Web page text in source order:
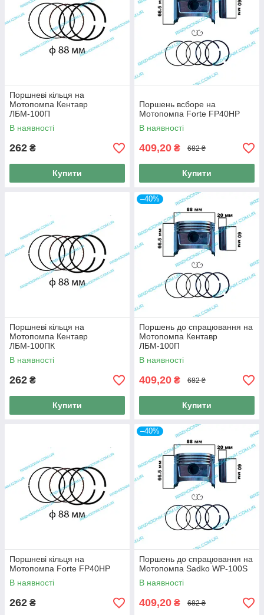
Поршневі кільця на
Мотопомпа Кентавр
ЛБМ-100П
В наявності
262 ₴
Купити
Поршень всборе на
Мотопомпа Forte FP40HP
В наявності
409,20 ₴ 682 ₴
Купити
Поршневі кільця на
Мотопомпа Кентавр
ЛБМ-100ПК
В наявності
262 ₴
Купити
–40%
Поршень до спрацювання на
Мотопомпа Кентавр
ЛБМ-100П
В наявності
409,20 ₴ 682 ₴
Купити
Поршневі кільця на
Мотопомпа Forte FP40HP
В наявності
262 ₴
–40%
Поршень до спрацювання на
Мотопомпа Sadko WP-100S
В наявності
409,20 ₴ 682 ₴